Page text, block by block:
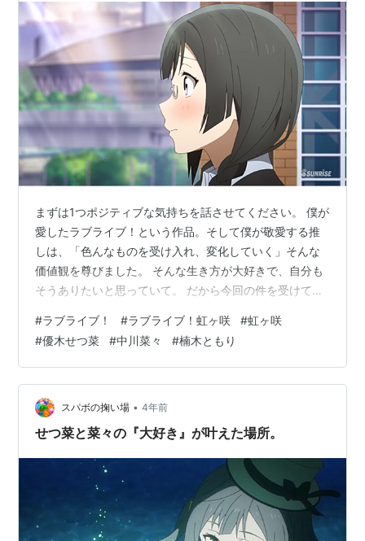
まずは1つポジティブな気持ちを話させてください。 僕が
愛したラブライブ！という作品。そして僕が敬愛する推
しは、「色んなものを受け入れ、変化していく」そんな
価値観を尊びました。 そんな生き方が大好きで、自分も
そうありたいと思っていて。 だから今回の件を受けて変
てポジティブに捉えて楽しみにしていきたい。前を向い
ていきたい。そう思っています。 どんな人で、どんな声
だろう？コーレスが変わったりするのかな？ ライブでは
どんなパフォーマンスを魅せてくれるのだろう？ 今まで
振りが分からなかったせつ菜ちゃんのダンスが見られる
ようになるね。 ライブでは裏で既存の…
#ラブライブ！ #ラブライブ！虹ヶ咲 #虹ヶ咲
#優木せつ菜 #中川菜々 #楠木ともり
スパボの掬い場 • 4年前
せつ菜と菜々の『大好き』が叶えた場所。